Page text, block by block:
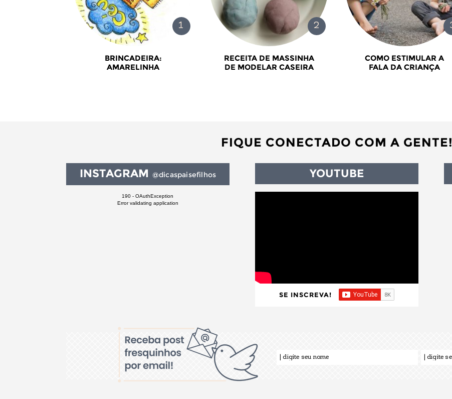
BRINCADEIRA:
AMARELINHA
RECEITA DE MASSINHA
DE MODELAR CASEIRA
COMO ESTIMULAR A
FALA DA CRIANÇA
FIQUE CONECTADO COM A GENTE!
INSTAGRAM @dicaspaisefilhos
190 - OAuthException
Error validating application
YOUTUBE
SE INSCREVA!